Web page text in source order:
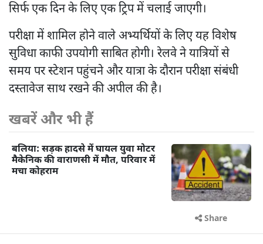
सिर्फ एक दिन के लिए एक ट्रिप में चलाई जाएगी।
परीक्षा में शामिल होने वाले अभ्यर्थियों के लिए यह विशेष
सुविधा काफी उपयोगी साबित होगी। रेलवे ने यात्रियों से
समय पर स्टेशन पहुंचने और यात्रा के दौरान परीक्षा संबंधी
दस्तावेज साथ रखने की अपील की है।
खबरें और भी हैं
बलिया: सड़क हादसे में घायल युवा मोटर
मैकेनिक की वाराणसी में मौत, परिवार में
मचा कोहराम
Share